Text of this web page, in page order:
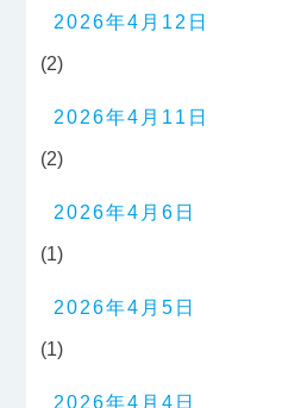
2026年4月12日
(2)
2026年4月11日
(2)
2026年4月6日
(1)
2026年4月5日
(1)
2026年4月4日